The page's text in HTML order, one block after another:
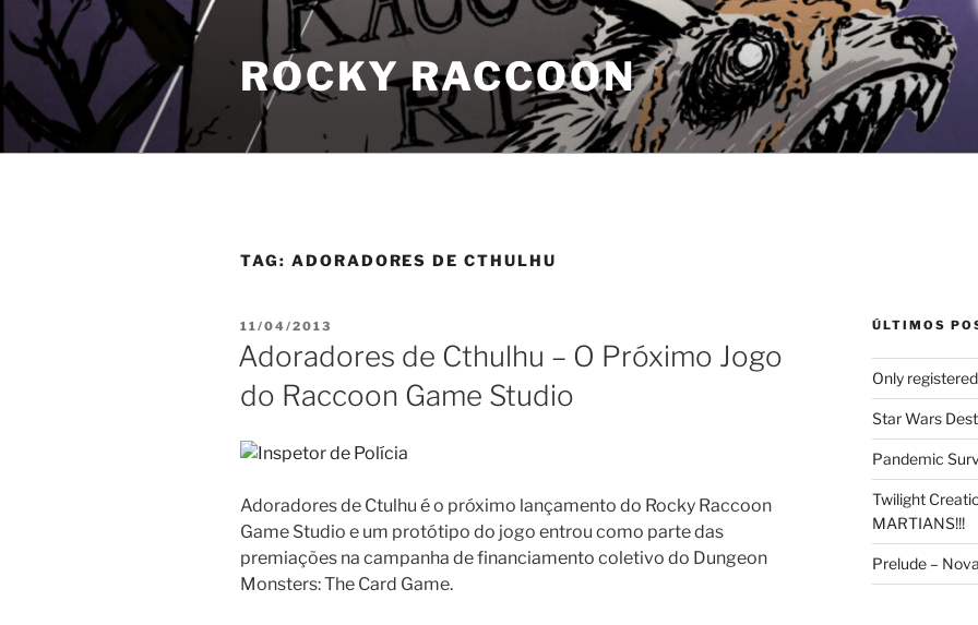
Pular
para
conteúdo
ROCKY RACCOON
TAG: ADORADORES DE CTHULHU
PUBLICADO
EM
11/04/2013
Adoradores de Cthulhu – O Próximo Jogo
do Raccoon Game Studio
Adoradores de Ctulhu é o próximo lançamento do Rocky Raccoon
Game Studio e um protótipo do jogo entrou como parte das
premiações na campanha de financiamento coletivo do Dungeon
Monsters: The Card Game.
ÚLTIMOS
Only
Star Wars
Pandemic
Twilight
MARTIANS!!!
Prelude –